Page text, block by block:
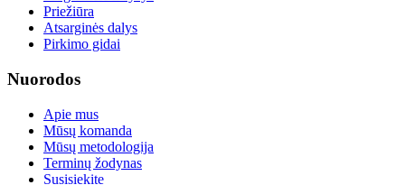
Priežiūra
Atsarginės dalys
Pirkimo gidai
Nuorodos
Apie mus
Mūsų komanda
Mūsų metodologija
Terminų žodynas
Susisiekite